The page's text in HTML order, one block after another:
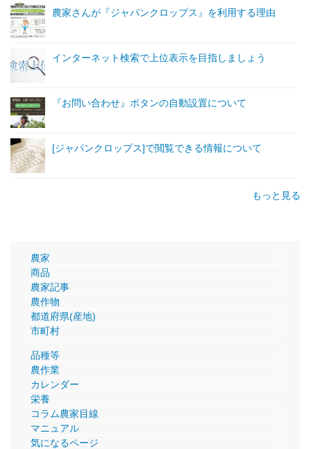
農家さんが『ジャパンクロップス』を利用する理由
インターネット検索で上位表示を目指しましょう
『お問い合わせ』ボタンの自動設置について
[ジャパンクロップス]で閲覧できる情報について
もっと見る
農家
商品
農家記事
農作物
都道府県(産地)
市町村
品種等
農作業
カレンダー
栄養
コラム農家目線
マニュアル
気になるページ